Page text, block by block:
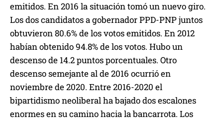
emitidos. En 2016 la situación tomó un nuevo giro.
Los dos candidatos a gobernador PPD-PNP juntos
obtuvieron 80.6% de los votos emitidos. En 2012
habían obtenido 94.8% de los votos. Hubo un
descenso de 14.2 puntos porcentuales. Otro
descenso semejante al de 2016 ocurrió en
noviembre de 2020. Entre 2016-2020 el
bipartidismo neoliberal ha bajado dos escalones
enormes en su camino hacia la bancarrota. Los